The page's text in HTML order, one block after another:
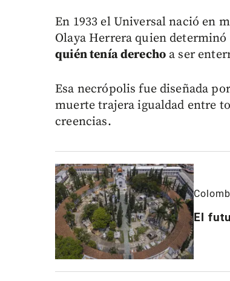
En 1933 el Universal nació en
Olaya Herrera quien determinó
quién tenía derecho a ser
Esa necrópolis fue diseñada
muerte trajera igualdad entre
creencias.
El